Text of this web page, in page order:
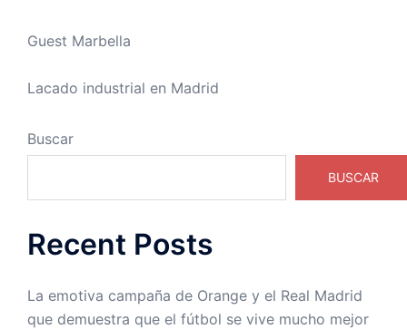
Guest Marbella
Lacado industrial en Madrid
Buscar
BUSCAR
Recent Posts
La emotiva campaña de Orange y el Real Madrid
que demuestra que el fútbol se vive mucho mejor